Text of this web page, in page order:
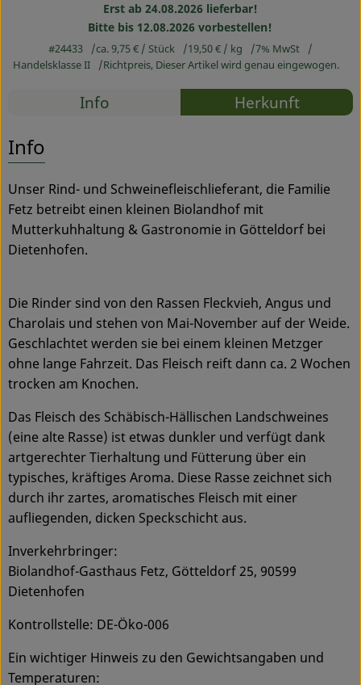
Erst ab 24.08.2026 lieferbar!
Bitte bis 12.08.2026 vorbestellen!
#24433 ca. 9,75 € / Stück 19,50 € / kg
7% MwSt
Handelsklasse II
Richtpreis, Dieser Artikel wird genau eingewogen.
Rezepte
Info Herkunft
Info
Unser Rind- und Schweinefleischlieferant, die Familie
Fetz betreibt einen kleinen Biolandhof mit
Mutterkuhhaltung & Gastronomie in Götteldorf bei
Dietenhofen.
Die Rinder sind von den Rassen Fleckvieh, Angus und
Charolais und stehen von Mai-November auf der Weide.
Geschlachtet werden sie bei einem kleinen Metzger
ohne lange Fahrzeit. Das Fleisch reift dann ca. 2 Wochen
trocken am Knochen.
Das Fleisch des Schäbisch-Hällischen Landschweines
(eine alte Rasse) ist etwas dunkler und verfügt dank
artgerechter Tierhaltung und Fütterung über ein
typisches, kräftiges Aroma. Diese Rasse zeichnet sich
durch ihr zartes, aromatisches Fleisch mit einer
aufliegenden, dicken Speckschicht aus.
Inverkehrbringer:
Biolandhof-Gasthaus Fetz, Götteldorf 25, 90599
Dietenhofen
Kontrollstelle: DE-Öko-006
Ein wichtiger Hinweis zu den Gewichtsangaben und
Temperaturen: